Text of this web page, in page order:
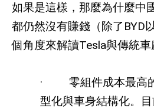
如果是這樣，那麼為什麼中
都仍然沒有賺錢（除了 BYD
個角度來解讀Tesla與傳統
· 零組件成本最高
型化與車身結構化。